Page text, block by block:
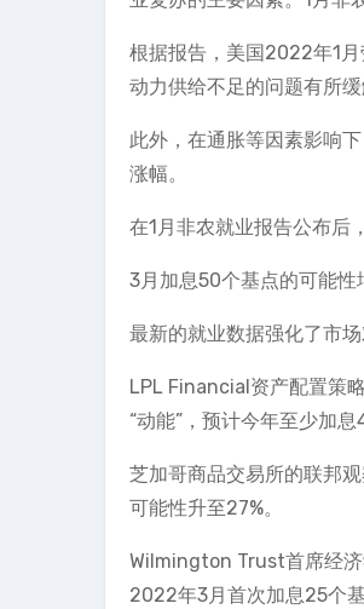
根据报告，美国2022年1
动力供给不足的问题有所缓
此外，在通胀等因素影响
涨幅。
在1月非农就业报告公布后
3月加息50个基点的可能性
最新的就业数据强化了市
LPL Financial资产配置策
“动能”，预计今年至少加息
芝加哥商品交易所的联邦
可能性升至27%。
Wilmington Trust首席经济
2022年3月首次加息25个基